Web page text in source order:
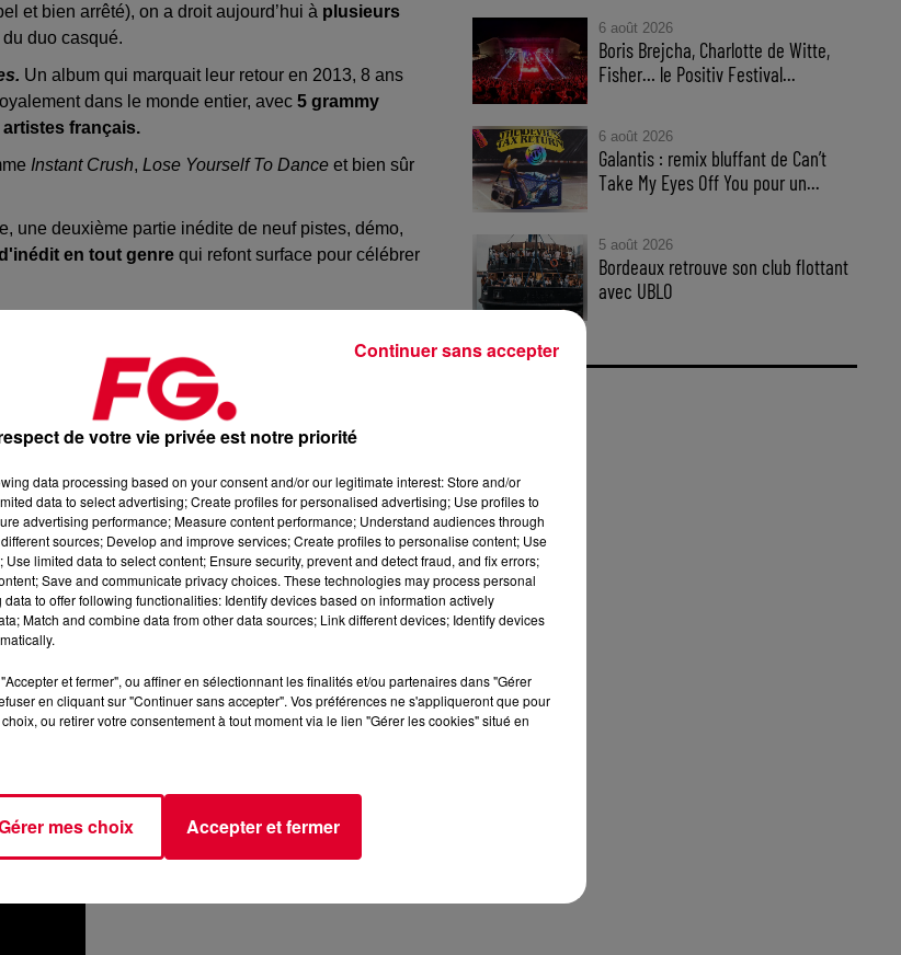
et bien arrêté), on a droit aujourd’hui à plusieurs
duo casqué.
Un album qui marquait leur retour en 2013, 8 ans
dans le monde entier, avec 5 grammy
français.
Instant Crush, Lose Yourself To Dance et bien sûr
une deuxième partie inédite de neuf pistes, démo,
en tout genre qui refont surface pour célébrer
rééditions et des bonus de temps en temps sur
cest bien là la marque des plus grands...
6 août 2026
Boris Brejcha, Charlotte de Witte,
Fisher… le Positiv Festival...
6 août 2026
Galantis : remix bluffant de Can’t
Take My Eyes Off You pour un...
5 août 2026
Bordeaux retrouve son club flottant
avec UBLO
de votre vie privée est notre priorité
data processing based on your consent and/or our legitimate interest: Store and/or
data to select advertising; Create profiles for personalised advertising; Use profiles to
advertising performance; Measure content performance; Understand audiences through
sources; Develop and improve services; Create profiles to personalise content; Use
limited data to select content; Ensure security, prevent and detect fraud, and fix errors;
Save and communicate privacy choices. These technologies may process personal
to offer following functionalities: Identify devices based on information actively
Match and combine data from other data sources; Link different devices; Identify devices
et fermer", ou affiner en sélectionnant les finalités et/ou partenaires dans "Gérer
en cliquant sur "Continuer sans accepter". Vos préférences ne s'appliqueront que pour
ou retirer votre consentement à tout moment via le lien "Gérer les cookies" situé en
mes choix Accepter et fermer
Continuer sans accepter